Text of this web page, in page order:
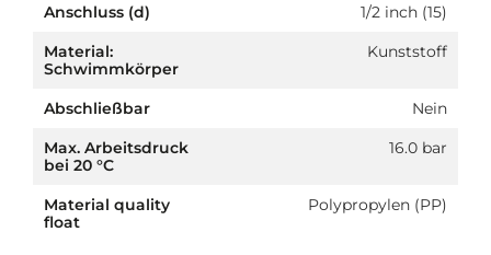
Anschluss (d)
1/2 inch (15)
Material:
Schwimmkörper
Kunststoff
Abschließbar
Nein
Max. Arbeitsdruck
bei 20 °C
16.0 bar
Material quality
float
Polypropylen (PP)